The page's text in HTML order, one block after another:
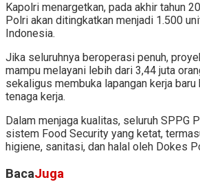
Kapolri menargetkan, pada akhir tahun
Polri akan ditingkatkan menjadi 1.500
Indonesia.
Jika seluruhnya beroperasi penuh,
mampu melayani lebih dari 3,44 juta
sekaligus membuka lapangan kerja
tenaga kerja.
Dalam menjaga kualitas, seluruh SPPG
sistem Food Security yang ketat,
higiene, sanitasi, dan halal oleh Dokes
BacaJuga